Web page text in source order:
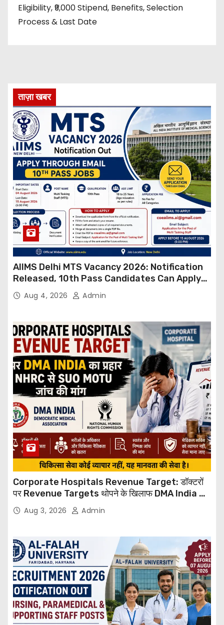
Eligibility, ₹9,000 Stipend, Benefits, Selection
Process & Last Date
ताज़ा खबर
AIIMS Delhi MTS Vacancy 2026: Notification
Released, 10th Pass Candidates Can Apply
Through Email
Aug 4, 2026 Admin
Corporate Hospitals Revenue Target: डॉक्टरों
पर Revenue Targets थोपने के खिलाफ DMA India का
बड़ा कदम, NHRC से Suo Motu जांच की मांग
Aug 3, 2026 Admin